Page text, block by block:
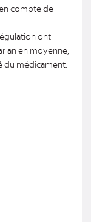
compte de
ont
an en moyenne,
du médicament.